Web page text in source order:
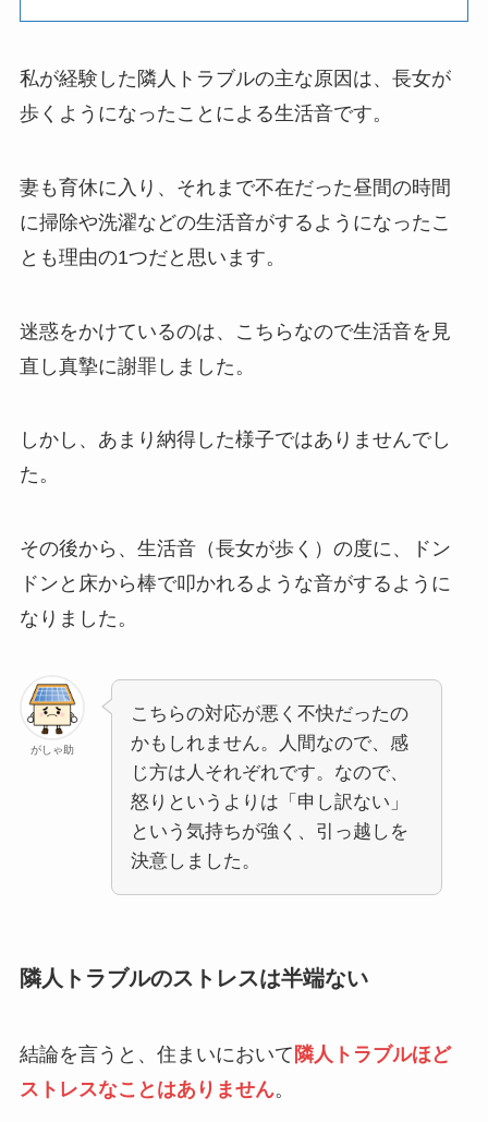
私が経験した隣人トラブルの主な原因は、長女が
歩くようになったことによる生活音です。
妻も育休に入り、それまで不在だった昼間の時間
に掃除や洗濯などの生活音がするようになったこ
とも理由の1つだと思います。
迷惑をかけているのは、こちらなので生活音を見
直し真摯に謝罪しました。
しかし、あまり納得した様子ではありませんでし
た。
その後から、生活音（長女が歩く）の度に、ドン
ドンと床から棒で叩かれるような音がするように
なりました。
がしゃ助
こちらの対応が悪く不快だったの
かもしれません。人間なので、感
じ方は人それぞれです。なので、
怒りというよりは「申し訳ない」
という気持ちが強く、引っ越しを
決意しました。
隣人トラブルのストレスは半端ない
結論を言うと、住まいにおいて 隣人トラブルほど
ストレスなことはありません。